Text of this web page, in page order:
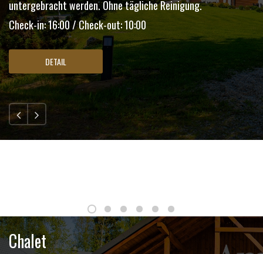
untergebracht werden. Ohne tägliche Reinigung.
Check-in: 16:00 / Check-out: 10:00
DETAIL
Chalet